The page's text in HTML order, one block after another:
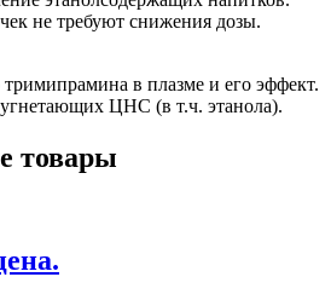
не требуют снижения дозы.
в плазме и его эффект.
ЦНС (в т.ч. этанола).
товары